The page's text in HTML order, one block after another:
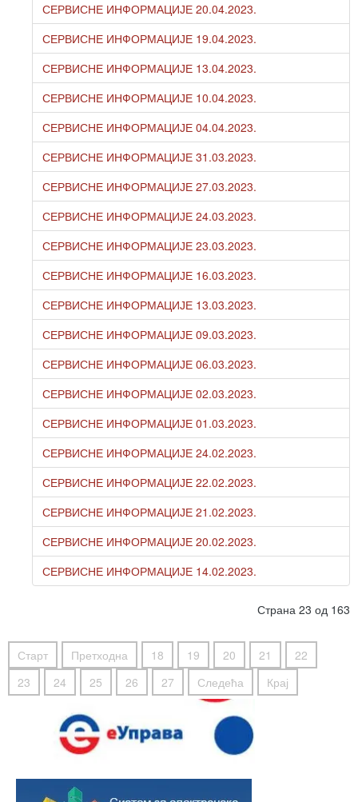
СЕРВИСНЕ ИНФОРМАЦИЈЕ 20.04.2023.
СЕРВИСНЕ ИНФОРМАЦИЈЕ 19.04.2023.
СЕРВИСНЕ ИНФОРМАЦИЈЕ 13.04.2023.
СЕРВИСНЕ ИНФОРМАЦИЈЕ 10.04.2023.
СЕРВИСНЕ ИНФОРМАЦИЈЕ 04.04.2023.
СЕРВИСНЕ ИНФОРМАЦИЈЕ 31.03.2023.
СЕРВИСНЕ ИНФОРМАЦИЈЕ 27.03.2023.
СЕРВИСНЕ ИНФОРМАЦИЈЕ 24.03.2023.
СЕРВИСНЕ ИНФОРМАЦИЈЕ 23.03.2023.
СЕРВИСНЕ ИНФОРМАЦИЈЕ 16.03.2023.
СЕРВИСНЕ ИНФОРМАЦИЈЕ 13.03.2023.
СЕРВИСНЕ ИНФОРМАЦИЈЕ 09.03.2023.
СЕРВИСНЕ ИНФОРМАЦИЈЕ 06.03.2023.
СЕРВИСНЕ ИНФОРМАЦИЈЕ 02.03.2023.
СЕРВИСНЕ ИНФОРМАЦИЈЕ 01.03.2023.
СЕРВИСНЕ ИНФОРМАЦИЈЕ 24.02.2023.
СЕРВИСНЕ ИНФОРМАЦИЈЕ 22.02.2023.
СЕРВИСНЕ ИНФОРМАЦИЈЕ 21.02.2023.
СЕРВИСНЕ ИНФОРМАЦИЈЕ 20.02.2023.
СЕРВИСНЕ ИНФОРМАЦИЈЕ 14.02.2023.
Страна 23 од 163
Старт Претходна 18 19 20 21
22
23
24 25 26 27 Следећа Крај